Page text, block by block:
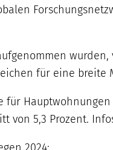
für eine breite
von 5,3 Prozent.